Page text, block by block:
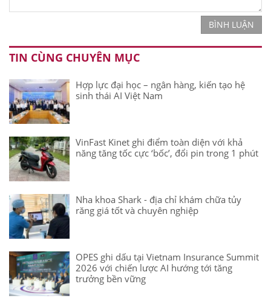
BÌNH LUẬN
TIN CÙNG CHUYÊN MỤC
Hợp lực đại học – ngân hàng, kiến tạo hệ
sinh thái AI Việt Nam
VinFast Kinet ghi điểm toàn diện với khả
năng tăng tốc cực ‘bốc’, đổi pin trong 1 phút
Nha khoa Shark - địa chỉ khám chữa tủy
răng giá tốt và chuyên nghiệp
OPES ghi dấu tại Vietnam Insurance Summit
2026 với chiến lược AI hướng tới tăng
trưởng bền vững